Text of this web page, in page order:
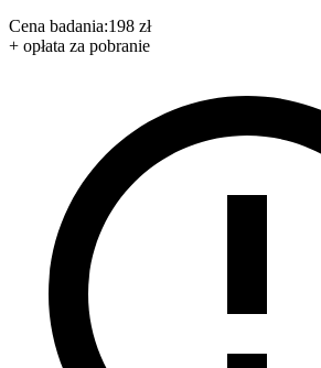
Cena badania:198 zł
+ opłata za pobranie